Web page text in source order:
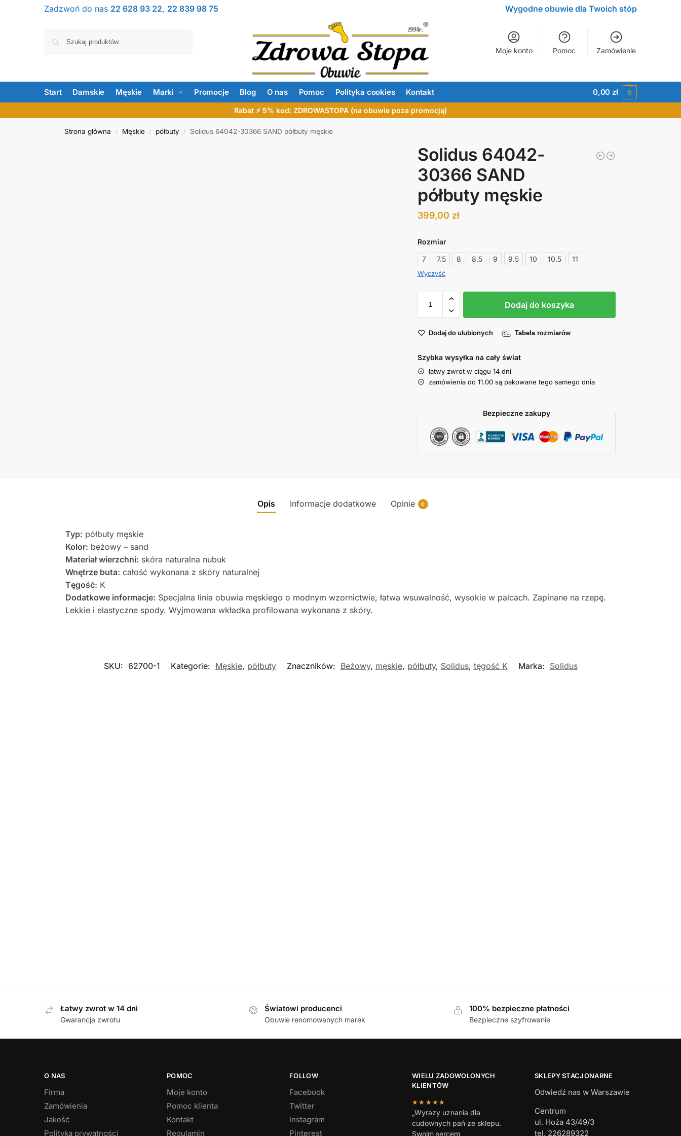
Zadzwoń do nas 22 628 93 22, 22 839 98 75 Wygodne obuwie dla Twoich stóp
Moje konto Pomoc Zamówienie
Start Damskie Męskie Marki Promocje Blog O nas Pomoc Polityka cookies Kontakt 0,00zł 0
Rabat ⚡ 5% kod: ZDROWASTOPA (na obuwie poza promocją)
Strona główna / Męskie / półbuty / Solidus 64042-30366 SAND półbuty męskie
Solidus 64042-
30366 SAND
półbuty męskie
399,00 zł
Rozmiar
7
7.5 8 8.5 9 9.5 10 10.5 11
Wyczyść
Dodaj do koszyka
Dodaj do ulubionych Tabela rozmiarów
Szybka wysyłka na cały świat
łatwy zwrot w ciągu 14 dni
zamówienia do 11.00 są pakowane tego samego dnia
Bezpieczne zakupy
Opis Informacje dodatkowe Opinie 0
Typ: półbuty męskie
Kolor: beżowy – sand
Materiał wierzchni: skóra naturalna nubuk
Wnętrze buta: całość wykonana z skóry naturalnej
Tęgość: K
Dodatkowe informacje: Specjalna linia obuwia męskiego o modnym wzornictwie, łatwa wsuwalność, wysokie w palcach. Zapinane na rzepę.
Lekkie i elastyczne spody. Wyjmowana wkładka profilowana wykonana z skóry.
SKU: 62700-1 Kategorie: Męskie, półbuty Znaczników: Beżowy, męskie, półbuty, Solidus, tęgość K Marka: Solidus
Łatwy zwrot w 14 dni
Gwarancja zwrotu
Światowi producenci
Obuwie renomowanych marek
100% bezpieczne płatności
Bezpieczne szyfrowanie
O NAS
Firma
Zamówienia
Jakość
Polityka prywatności
POMOC
Moje konto
Pomoc klienta
Kontakt
Regulamin
FOLLOW
Facebook
Twitter
Instagram
Pinterest
WIELU ZADOWOLONYCH
KLIENTÓW
★★★★★
„Wyrazy uznania dla
cudownych pań ze sklepu.
Swoim sercem
SKLEPY STACJONARNE
Odwiedź nas w Warszawie
Centrum
ul. Hoża 43/49/3
tel. 226289322